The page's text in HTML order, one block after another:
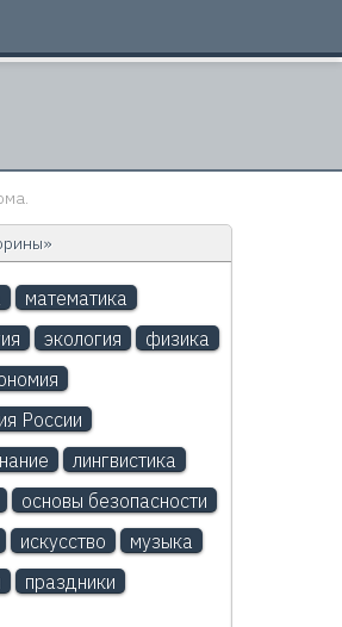
математика
экология
физика
России
лингвистика
основы безопасности
искусство
музыка
праздники